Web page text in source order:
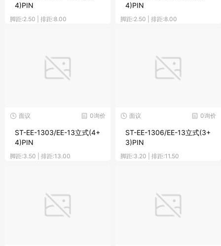
4)PIN
脚距:2.50 | 排距:8.00
4)PIN
脚距:2.50 | 排距:8.00
0询价
面议
ST-EE-1303/EE-13立式(4+
4)PIN
脚距:3.50 | 排距:13.00
0询价
面议
ST-EE-1306/EE-13立式(3+
3)PIN
脚距:3.20 | 排距:11.50